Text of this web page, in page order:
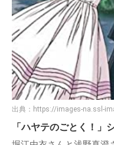
出典： https://images-na.ssl-
「ハヤテのごとく！」